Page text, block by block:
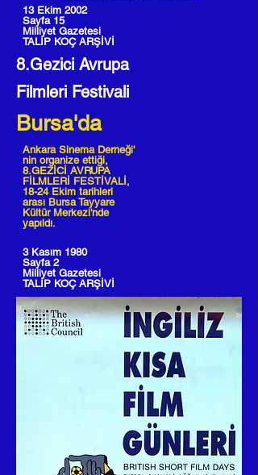
13 Ekim 2002
Sayfa 15
Milliyet Gazetesi
TALİP KOÇ ARŞİVİ
8.Gezici Avrupa
Filmleri Festivali
Bursa'da
Ankara Sinema Derneği'
nin organize ettiği,
8.GEZİCİ AVRUPA
FİLMLERİ FESTİVALİ,
18-24 Ekim tarihleri
arası Bursa Tayyare
Kültür Merkezi'nde
yapıldı.
3 Kasım 1980
Sayfa 2
Milliyet Gazetesi
TALİP KOÇ ARŞİVİ